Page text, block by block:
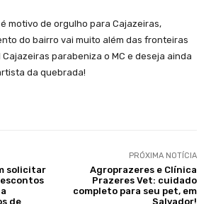
motivo de orgulho para Cajazeiras,
do bairro vai muito além das fronteiras
Cajazeiras parabeniza o MC e deseja ainda
da quebrada!
solicitar
de
PRÓXIMA NOTÍCIA
Agroprazeres e Clínica
Prazeres Vet: cuidado
completo para seu pet, em
Salvador!